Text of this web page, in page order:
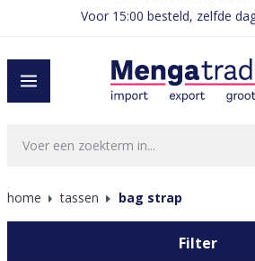
Voor 15:00 besteld, zelfde
home tassen bag strap
Filter